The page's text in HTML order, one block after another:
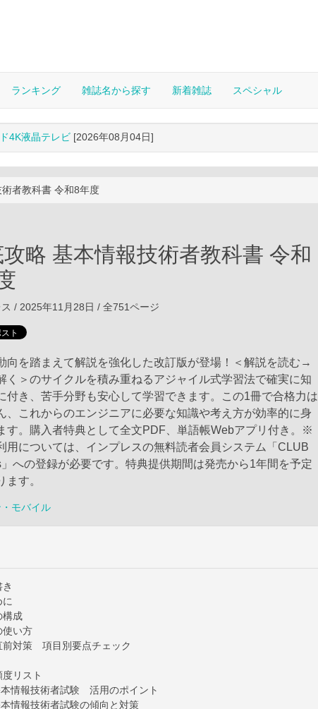
ランキング 雑誌名から探す 新着雑誌 スペシャル
4K液晶テレビ [2026年08月04日]
者教科書 令和8年度
略 基本情報技術者教科書 令和
/ 2025年11月28日 / 全751ページ
向を踏まえて解説を強化した改訂版が登場！＜解説を読む→
く＞のサイクルを積み重ねるアジャイル式学習法で確実に知
付き、苦手分野も安心して学習できます。この1冊で合格力は
、これからのエンジニアに必要な知識や考え方が効率的に身
す。購入者特典として全文PDF、単語帳Webアプリ付き。※
用については、インプレスの無料読者会員システム「CLUB
」への登録が必要です。特典提供期間は発売から1年間を予定
ます。
モバイル
に
構成
使い方
前対策 項目別要点チェック
度リスト
情報技術者試験 活用のポイント
情報技術者試験の傾向と対策